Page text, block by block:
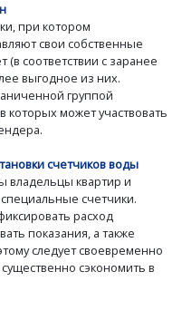
при котором
свои собственные
соответствии с заранее
выгодное из них.
группой
может участвовать
счетчиков воды
владельцы квартир и
счетчики.
расход
показания, а также
следует своевременно
сэкономить в